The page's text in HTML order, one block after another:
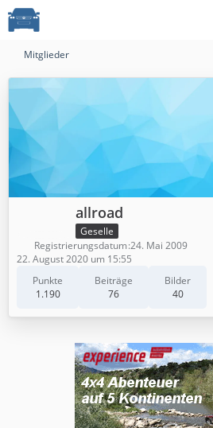
Mitglieder
allroad
Geselle
Punkte
1.190
Beiträge
76
Bilder
40
Registrierungsdatum 24. Mai 2009
22. August 2020 um 15:55